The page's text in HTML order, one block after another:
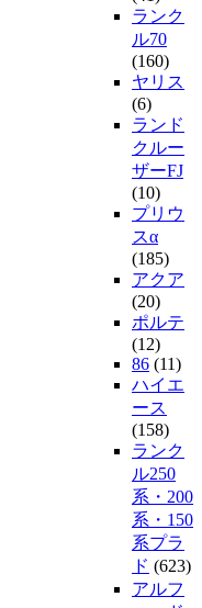
ランク
ル70
(160)
ヤリス
(6)
ランド
クルー
ザーFJ
(10)
プリウ
スα
(185)
アクア
(20)
ポルテ
(12)
86 (11)
ハイエ
ース
(158)
ランク
ル250
系・200
系・150
系プラ
ド (623)
アルフ